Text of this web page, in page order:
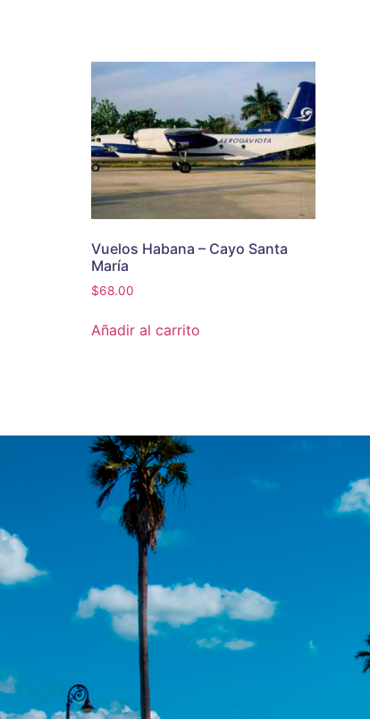
Vuelos Habana – Cayo Santa
María
$68.00
Añadir al carrito